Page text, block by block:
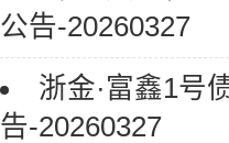
公告-20260327
浙金·富鑫1号
告-20260327